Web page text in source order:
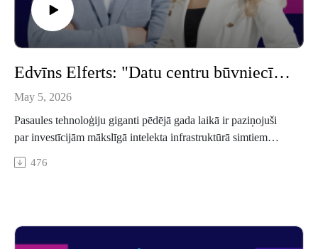
Edvīns Elferts: "Datu centru būvniecība tikai sākas" – vēl var paspēt nopelnīt
May 5, 2026
Pasaules tehnoloģiju giganti pēdējā gada laikā ir paziņojuši
par investīcijām mākslīgā intelekta infrastruktūrā simtiem
miljardu apmērā. "Google", "Microsoft", "Meta" un
"Amazon" kapitālieguldījumu prognozes 2026. gadam
476